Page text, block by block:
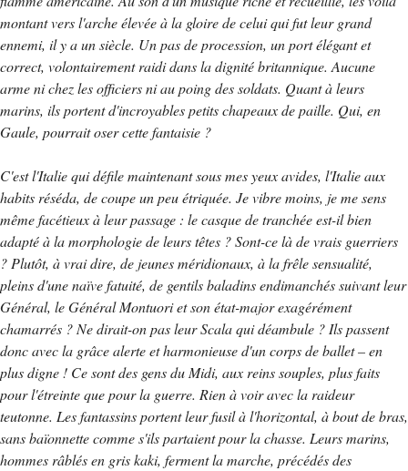
montant vers l'arche élevée à la gloire de celui qui fut leur grand
ennemi, il y a un siècle. Un pas de procession, un port élégant et
correct, volontairement raidi dans la dignité britannique. Aucune
arme ni chez les officiers ni au poing des soldats. Quant à leurs
marins, ils portent d'incroyables petits chapeaux de paille. Qui, en
Gaule, pourrait oser cette fantaisie ?
C'est l'Italie qui défile maintenant sous mes yeux avides, l'Italie aux
habits réséda, de coupe un peu étriquée. Je vibre moins, je me sens
même facétieux à leur passage : le casque de tranchée est-il bien
adapté à la morphologie de leurs têtes ? Sont-ce là de vrais guerriers
? Plutôt, à vrai dire, de jeunes méridionaux, à la frêle sensualité,
pleins d'une naïve fatuité, de gentils baladins endimanchés suivant leur
Général, le Général Montuori et son état-major exagérément
chamarrés ? Ne dirait-on pas leur Scala qui déambule ? Ils passent
donc avec la grâce alerte et harmonieuse d'un corps de ballet – en
plus digne ! Ce sont des gens du Midi, aux reins souples, plus faits
pour l'étreinte que pour la guerre. Rien à voir avec la raideur
teutonne. Les fantassins portent leur fusil à l'horizontal, à bout de bras,
sans baïonnette comme s'ils partaient pour la chasse. Leurs marins,
hommes râblés en gris kaki, ferment la marche, précédés des